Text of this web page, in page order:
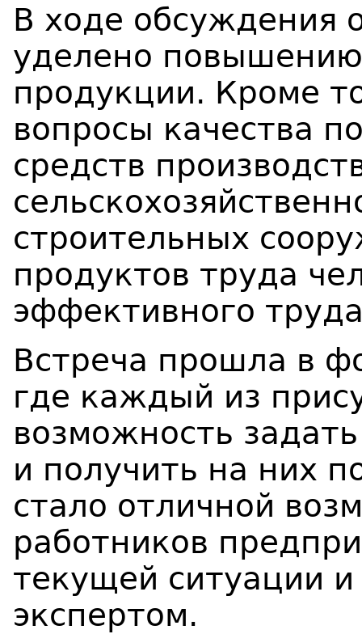
В ходе обсуждения
уделено
продукции. Кроме
вопросы качества
средств
строительных
продуктов труда
эффективного
Встреча прошла в
где каждый из
возможность
и получить на них
стало отличной
работников
текущей ситуации
экспертом.